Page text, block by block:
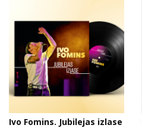
Ivo Fomins. Jubilejas izlase